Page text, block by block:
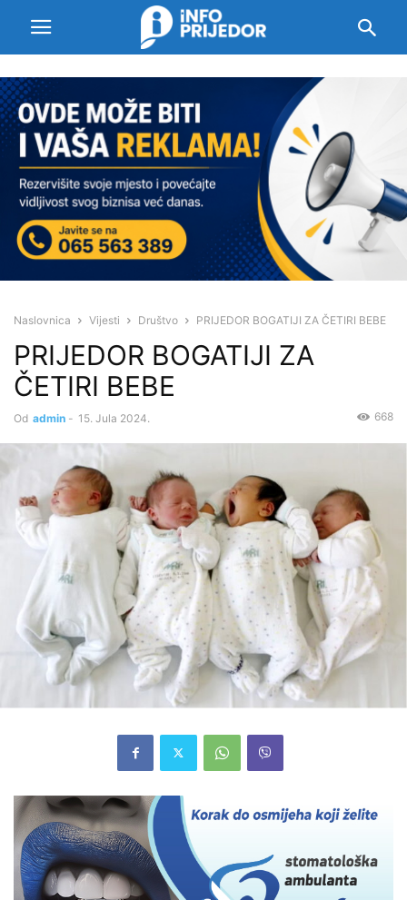
Naslovnica Vijesti Društvo PRIJEDOR BOGATIJI ZA ČETIRI BEBE
PRIJEDOR BOGATIJI ZA
ČETIRI BEBE
Od admin - 15. Jula 2024. 668